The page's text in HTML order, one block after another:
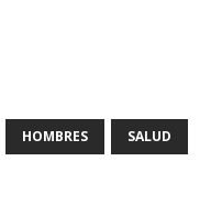
HOMBRES SALUD